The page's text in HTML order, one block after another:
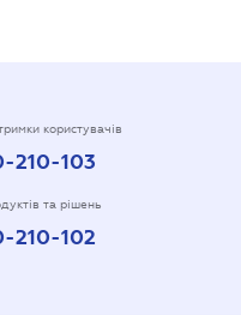
користувачів
210-103
та рішень
210-102